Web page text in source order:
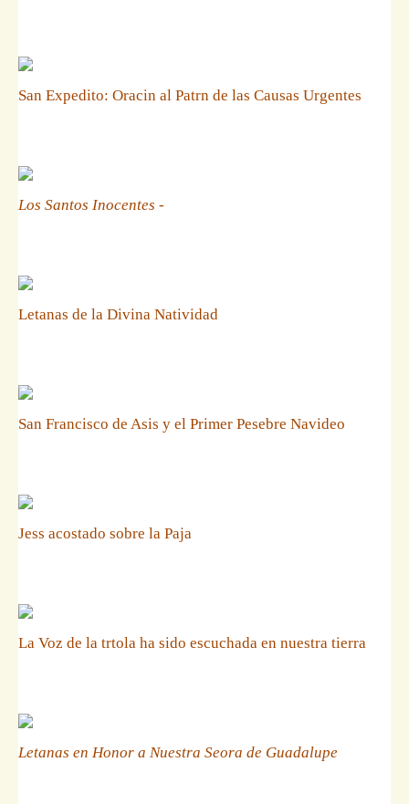
San Expedito: Oracin al Patrn de las Causas Urgentes
Los Santos Inocentes -
Letanas de la Divina Natividad
San Francisco de Asis y el Primer Pesebre Navideo
Jess acostado sobre la Paja
La Voz de la trtola ha sido escuchada en nuestra tierra
Letanas en Honor a Nuestra Seora de Guadalupe